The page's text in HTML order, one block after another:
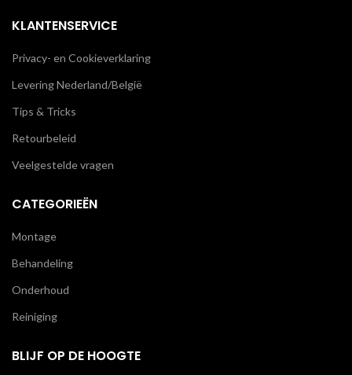
KLANTENSERVICE
Privacy- en Cookieverklaring
Levering Nederland/België
Tips & Tricks
Retourbeleid
Veelgestelde vragen
CATEGORIEËN
Montage
Behandeling
Onderhoud
Reiniging
BLIJF OP DE HOOGTE